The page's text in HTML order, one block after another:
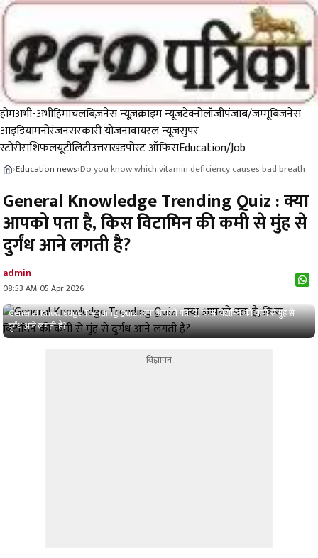
होमअभी-अभीहिमाचलबिज़नेस न्यूज़क्राइम न्यूजटेक्नोलॉजीपंजाब/जम्मूबिजनेस
आइडियामनोरंजनसरकारी योजनावायरल न्यूज़सुपर
स्टोरीराशिफलयूटीलिटीउत्तराखंडपोस्ट ऑफिसEducation/Job
›Education news›Do you know which vitamin deficiency causes bad breath
General Knowledge Trending Quiz : क्या
आपको पता है, किस विटामिन की कमी से मुंह से
दुर्गंध आने लगती है?
admin
08:53 AM 05 Apr 2026
General Knowledge Trending Quiz : क्या आपको पता है, किस विटामिन की कमी से मुंह से
दुर्गंध आने लगती है?
विज्ञापन